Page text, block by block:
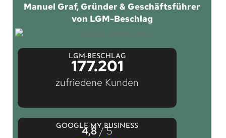
Manuel Graf, Gründer & Geschäftsführer
von LGM-Beschlag
LGM-BESCHLAG
177.201
zufriedene Kunden
GOOGLE MY BUSINESS
4,8/ 5